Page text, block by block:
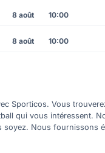
8 août 10:00
8 août 10:00
Sporticos. Vous
qui vous intéressent.
soyez. Nous fournissons